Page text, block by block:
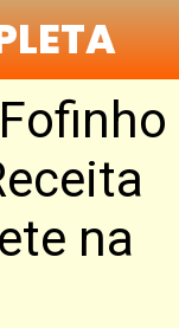
na